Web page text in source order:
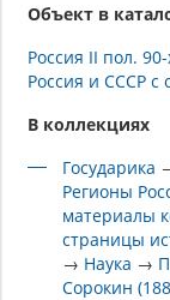
Объект в
Россия II пол. 90-
Россия и СССР с
В коллекциях
Государика
Регионы
материалы
страницы
→ Наука →
Сорокин